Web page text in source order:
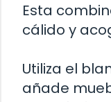
Esta
cálido y
Utiliza el
añade